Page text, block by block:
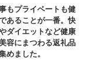
もプライベートも健
あることが一番。快
ダイエットなど健康
容にまつわる返礼品
めました。